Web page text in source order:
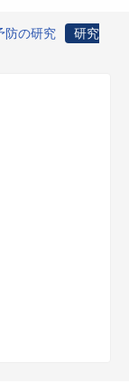
防の研究
研究